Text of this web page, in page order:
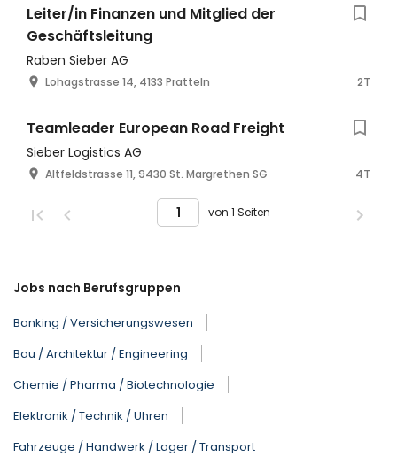
Leiter/in Finanzen und Mitglied der
Geschäftsleitung
Raben Sieber AG
Lohagstrasse 14, 4133 Pratteln 2T
Teamleader European Road Freight
Sieber Logistics AG
Altfeldstrasse 11, 9430 St. Margrethen SG 4T
von 1 Seiten
Jobs nach Berufsgruppen
Banking / Versicherungswesen
Bau / Architektur / Engineering
Chemie / Pharma / Biotechnologie
Elektronik / Technik / Uhren
Fahrzeuge / Handwerk / Lager / Transport